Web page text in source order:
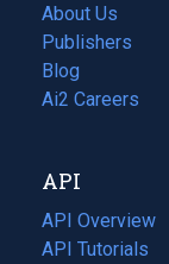
About Us
Publishers
Blog
(opens
in
tab)
Ai2 Careers
(opens
new
tab)
API
API Overview
API Tutorials